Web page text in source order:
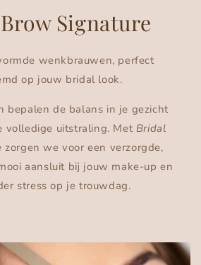
Signature
wenkbrauwen, perfect
op jouw bridal look.
bepalen de balans in je gezicht
volledige uitstraling. Met Bridal
zorgen we voor een verzorgde,
aansluit bij jouw make-up en
stress op je trouwdag.